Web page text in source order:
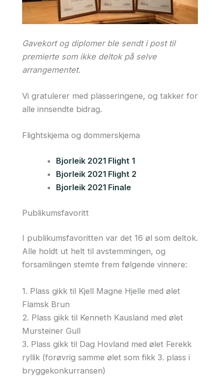
Gavekort og diplomer ble sendt i post til
premierte som ikke deltok på selve
arrangementet.
Vi gratulerer med plasseringene, og takker for
alle innsendte bidrag.
Flightskjema og dommerskjema
Bjorleik 2021 Flight 1
Bjorleik 2021 Flight 2
Bjorleik 2021 Finale
Publikumsfavoritt
I publikumsfavoritten var det 16 øl som deltok.
Alle holdt ut helt til avstemmingen, og
forsamlingen stemte frem følgende vinnere:
1. Plass gikk til Kjell Magne Hjelle med ølet
Flamsk Brun
2. Plass gikk til Kenneth Kausland med ølet
Mursteiner Gull
3. Plass gikk til Dag Hovland med ølet Ferekk
ryllik (forøvrig samme ølet som fikk 3. plass i
bryggekonkurransen)